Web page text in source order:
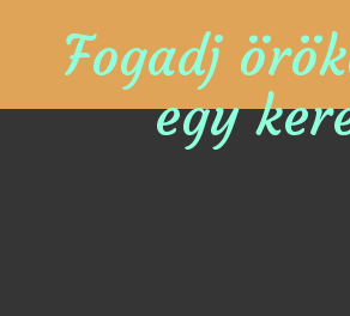
Fogadj
egy